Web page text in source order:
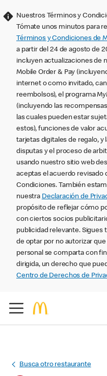
Nuestros Términos y
Tómate unos minutos para
Términos y Condiciones de
a partir del 24 de agosto de
incluyen actualizaciones de
Mobile Order & Pay
internet o como invitado,
reembolsos), el programa
(incluyendo las
las cuales pueden estar
estos), funciones de valor
tarjetas digitales de regalo, y
disputas y el proceso de
usando nuestro sitio web
aceptas el acuerdo revisado
Condiciones. También
nuestra Declaración de
propósito de reflejar cómo
con ciertos socios
publicidad relevante. Sigues
de optar por no autorizar
personal se comparta con
dirigida, un derecho que
Centro de Derechos de
Busca otro restaurante